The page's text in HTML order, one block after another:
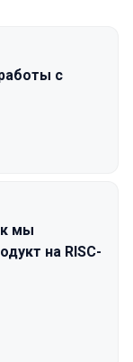
с
мы
на RISC-